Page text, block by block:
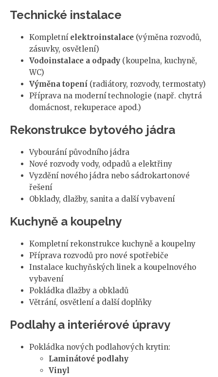
Technické instalace
Kompletní elektroinstalace (výměna rozvodů,
zásuvky, osvětlení)
Vodoinstalace a odpady (koupelna, kuchyně,
WC)
Výměna topení (radiátory, rozvody, termostaty)
Příprava na moderní technologie (např. chytrá
domácnost, rekuperace apod.)
Rekonstrukce bytového jádra
Vybourání původního jádra
Nové rozvody vody, odpadů a elektřiny
Vyzdění nového jádra nebo sádrokartonové
řešení
Obklady, dlažby, sanita a další vybavení
Kuchyně a koupelny
Kompletní rekonstrukce kuchyně a koupelny
Příprava rozvodů pro nové spotřebiče
Instalace kuchyňských linek a koupelnového
vybavení
Pokládka dlažby a obkladů
Větrání, osvětlení a další doplňky
Podlahy a interiérové úpravy
Pokládka nových podlahových krytin:
Laminátové podlahy
Vinyl